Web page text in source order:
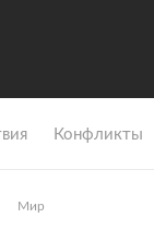
Конфликты
Мир